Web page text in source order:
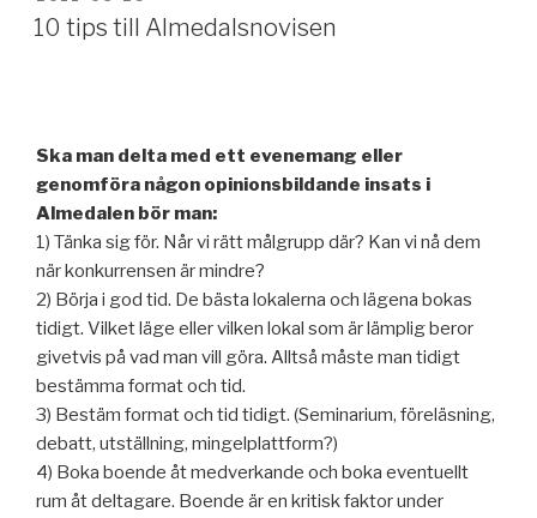
ON
10 tips till Almedalsnovisen
Ska man delta med ett evenemang eller
genomföra någon opinionsbildande insats i
Almedalen bör man:
1) Tänka sig för. Når vi rätt målgrupp där? Kan vi nå dem
när konkurrensen är mindre?
2) Börja i god tid. De bästa lokalerna och lägena bokas
tidigt. Vilket läge eller vilken lokal som är lämplig beror
givetvis på vad man vill göra. Alltså måste man tidigt
bestämma format och tid.
3) Bestäm format och tid tidigt. (Seminarium, föreläsning,
debatt, utställning, mingelplattform?)
4) Boka boende åt medverkande och boka eventuellt
rum åt deltagare. Boende är en kritisk faktor under